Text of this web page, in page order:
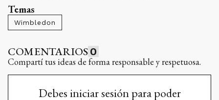
Temas
Wimbledon
COMENTARIOS 0
Compartí tus ideas de forma responsable y respetuosa.
Debes iniciar sesión para poder